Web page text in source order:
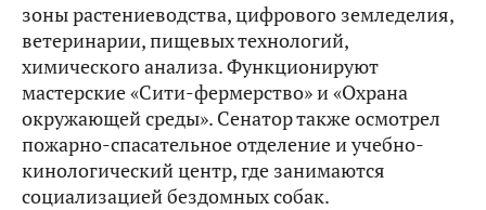
зоны растениеводства, цифрового земледелия,
ветеринарии, пищевых технологий,
химического анализа. Функционируют
мастерские «Сити-фермерство» и «Охрана
окружающей среды». Сенатор также осмотрел
пожарно-спасательное отделение и учебно-
кинологический центр, где занимаются
социализацией бездомных собак.